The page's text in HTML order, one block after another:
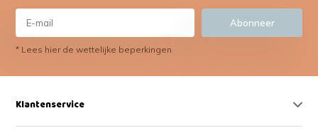
Abonneer
* Lees hier de wettelijke beperkingen
Klantenservice